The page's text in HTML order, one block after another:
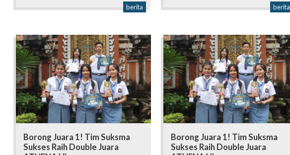
berita berita
Borong Juara 1! Tim Suksma
Sukses Raih Double Juara
Borong Juara 1! Tim Suksma
Sukses Raih Double Juara